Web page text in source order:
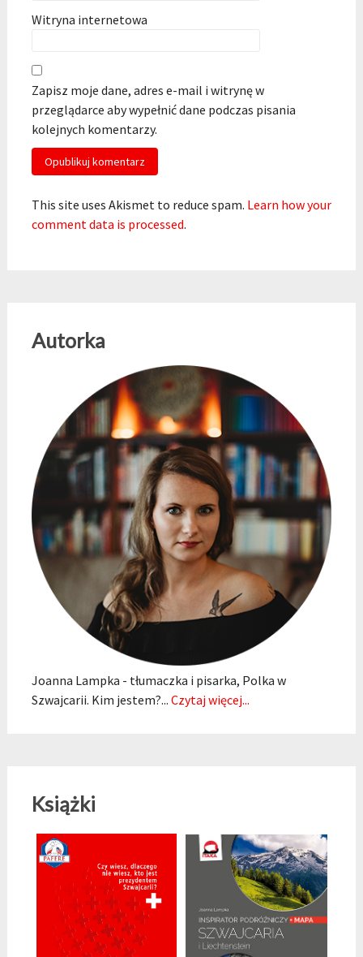
Witryna internetowa
Zapisz moje dane, adres e-mail i witrynę w
przeglądarce aby wypełnić dane podczas pisania
kolejnych komentarzy.
This site uses Akismet to reduce spam. Learn how your
comment data is processed.
Autorka
Joanna Lampka - tłumaczka i pisarka, Polka w
Szwajcarii. Kim jestem?... Czytaj więcej...
Książki